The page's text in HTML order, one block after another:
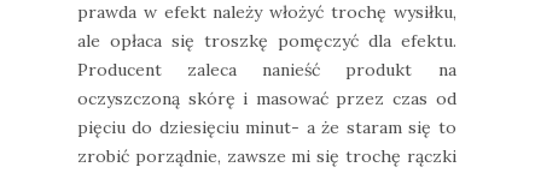
prawda w efekt należy włożyć trochę wysiłku,
ale opłaca się troszkę pomęczyć dla efektu.
Producent zaleca nanieść produkt na
oczyszczoną skórę i masować przez czas od
pięciu do dziesięciu minut- a że staram się to
zrobić porządnie, zawsze mi się trochę rączki